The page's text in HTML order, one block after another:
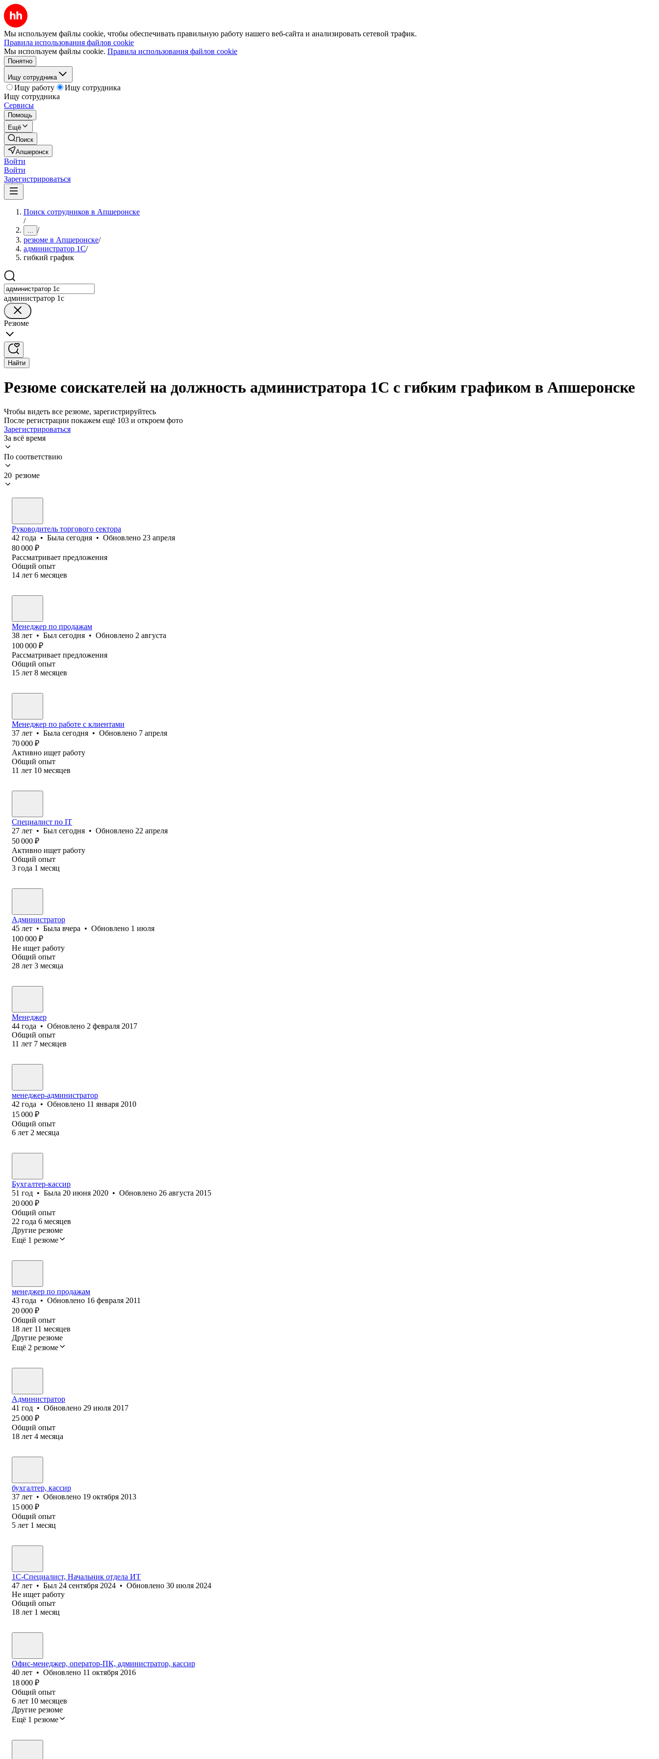
Мы используем файлы cookie, чтобы обеспечивать правильную работу нашего веб-сайта и анализировать сетевой трафик.
Правила использования файлов cookie
Мы используем файлы cookie. Правила использования файлов cookie
Понятно
Ищу сотрудника
Ищу работу
Ищу сотрудника
Ищу сотрудника
Сервисы
Помощь
Ещё
Поиск
Апшеронск
Войти
Войти
Зарегистрироваться
Поиск сотрудников в Апшеронске
/
... /
резюме в Апшеронске/
администратор 1С/
гибкий график
администратор 1с
Резюме
Найти
Резюме соискателей на должность администратора 1С с гибким графиком в Апшеронске
Чтобы видеть все резюме, зарегистрируйтесь
После регистрации покажем ещё 103 и откроем фото
Зарегистрироваться
За всё время
По соответствию
20 резюме
Руководитель торгового сектора
42 года • Была сегодня • Обновлено 23 апреля
80 000 ₽
Рассматривает предложения
Общий опыт
14 лет 6 месяцев
Менеджер по продажам
38 лет • Был сегодня • Обновлено 2 августа
100 000 ₽
Рассматривает предложения
Общий опыт
15 лет 8 месяцев
Менеджер по работе с клиентами
37 лет • Была сегодня • Обновлено 7 апреля
70 000 ₽
Активно ищет работу
Общий опыт
11 лет 10 месяцев
Специалист по IT
27 лет • Был сегодня • Обновлено 22 апреля
50 000 ₽
Активно ищет работу
Общий опыт
3 года 1 месяц
Администратор
45 лет • Была вчера • Обновлено 1 июля
100 000 ₽
Не ищет работу
Общий опыт
28 лет 3 месяца
Менеджер
44 года • Обновлено 2 февраля 2017
Общий опыт
11 лет 7 месяцев
менеджер-администратор
42 года • Обновлено 11 января 2010
15 000 ₽
Общий опыт
6 лет 2 месяца
Бухгалтер-кассир
51 год • Была 20 июня 2020 • Обновлено 26 августа 2015
20 000 ₽
Общий опыт
22 года 6 месяцев
Другие резюме
Ещё 1 резюме
менеджер по продажам
43 года • Обновлено 16 февраля 2011
20 000 ₽
Общий опыт
18 лет 11 месяцев
Другие резюме
Ещё 2 резюме
Администратор
41 год • Обновлено 29 июля 2017
25 000 ₽
Общий опыт
18 лет 4 месяца
бухгалтер, кассир
37 лет • Обновлено 19 октября 2013
15 000 ₽
Общий опыт
5 лет 1 месяц
1С-Специалист, Начальник отдела ИТ
47 лет • Был 24 сентября 2024 • Обновлено 30 июля 2024
Не ищет работу
Общий опыт
18 лет 1 месяц
Офис-менеджер, оператор-ПК, администратор, кассир
40 лет • Обновлено 11 октября 2016
18 000 ₽
Общий опыт
6 лет 10 месяцев
Другие резюме
Ещё 1 резюме